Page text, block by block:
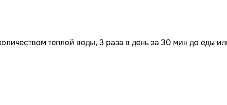
теплой воды, 3 раза в день за 30 мин до еды